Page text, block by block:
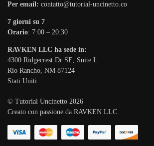
Per email: contatto@tutorial-uncinetto.co
7 giorni su 7
Orario: 7:00 – 20:30
RAVKEN LLC ha sede in:
4300 Ridgecrest Dr SE, Suite L
Rio Rancho, NM 87124
Stati Uniti
© Tutorial Uncinetto 2026
Creato con passione da RAVKEN LLC